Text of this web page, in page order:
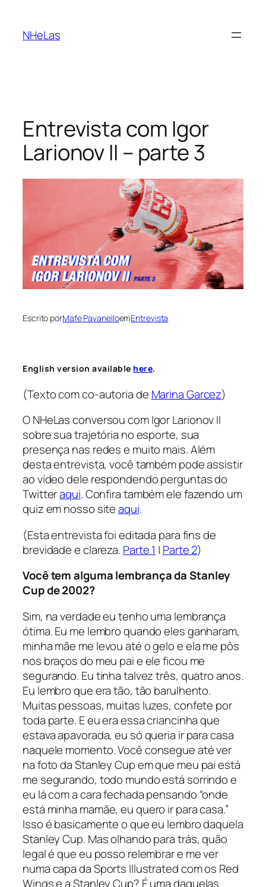
NHeLas
Entrevista com Igor
Larionov II – parte 3
Escrito porMafe PavanelloemEntrevista
English version available here.
(Texto com co-autoria de Marina Garcez)
O NHeLas conversou com Igor Larionov II
sobre sua trajetória no esporte, sua
presença nas redes e muito mais. Além
desta entrevista, você também pode assistir
ao vídeo dele respondendo perguntas do
Twitteraqui. Confira também ele fazendo um
quiz em nosso siteaqui.
(Esta entrevista foi editada para fins de
brevidade e clareza. Parte 1 | Parte 2)
Você tem alguma lembrança da Stanley
Cup de 2002?
Sim, na verdade eu tenho uma lembrança
ótima. Eu me lembro quando eles ganharam,
minha mãe me levou até o gelo e ela me pôs
nos braços do meu pai e ele ficou me
segurando. Eu tinha talvez três, quatro anos.
Eu lembro que era tão, tão barulhento.
Muitas pessoas, muitas luzes, confete por
toda parte. E eu era essa criancinha que
estava apavorada, eu só queria ir para casa
naquele momento. Você consegue até ver
na foto da Stanley Cup em que meu pai está
me segurando, todo mundo está sorrindo e
eu lá com a cara fechada pensando “onde
está minha mamãe, eu quero ir para casa.”
Isso é basicamente o que eu lembro daquela
Stanley Cup. Mas olhando para trás, quão
legal é que eu posso relembrar e me ver
numa capa da Sports Illustrated com os Red
Wings e a Stanley Cup? É uma daquelas